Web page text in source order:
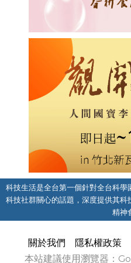
科技生活是全台第一個針對全台科
科技社群關心的話題，深度提供其
精神
關於我們 隱私權政策
本站建議使用瀏覽器：